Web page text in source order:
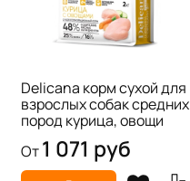
Delicana корм сухой для
взрослых собак средних
пород курица, овощи
От1 071 руб